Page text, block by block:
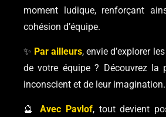
moment ludique, renforçant
cohésion d’équipe.
✨ Par ailleurs, envie d’explorer
de votre équipe ? Découvrez la
inconscient et de leur imagination.
🔮 Avec Pavlof, tout devient